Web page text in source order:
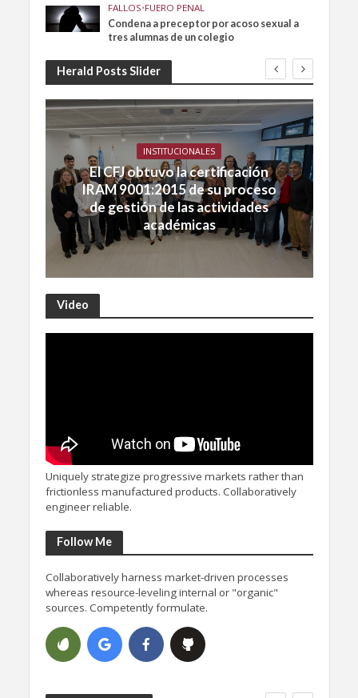
FALLOS•FUERO PENAL
Condena a preceptor por acoso sexual a
tres alumnas de un colegio
Herald Posts Slider
INSTITUCIONALES
El CFJ obtuvo la certificación
IRAM 9001:2015 de su proceso
de gestión de las actividades
académicas
Video
Uniquely strategize progressive markets rather than
frictionless manufactured products. Collaboratively
engineer reliable.
Follow Me
Collaboratively harness market-driven processes
whereas resource-leveling internal or "organic"
sources. Competently formulate.